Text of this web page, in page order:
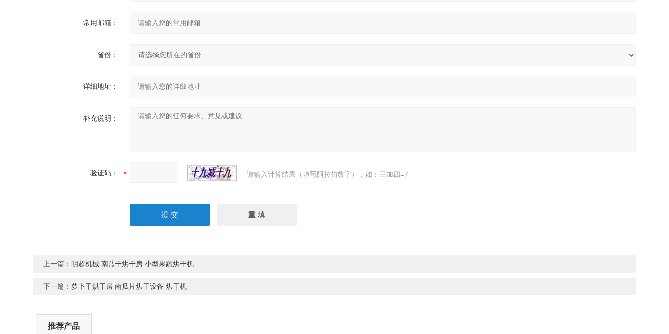
常用邮箱：
省份：
详细地址：
补充说明：
验证码： 请输入计算结果（填写阿拉伯数字），如：三加四=7
上一篇： 明超机械 南瓜干烘干房 小型果蔬烘干机
下一篇：萝卜干烘干房 南瓜片烘干设备 烘干机
推荐产品